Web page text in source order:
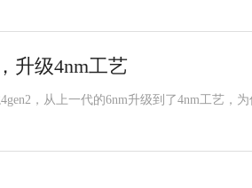
升级4nm工艺
，从上一代的6nm升级到了4nm工艺，